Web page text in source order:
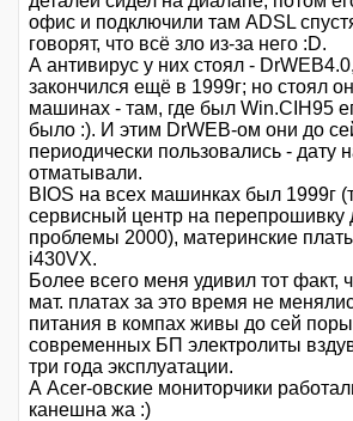
офис и подключили там ADSL
говорят, что всё зло из-за него :D.
А антивирус у них стоял -
закончился ещё в 1999г; но стоял
машинах - там, где был Win.CIH95
было :). И этим DrWEB-ом они до
периодически пользовались - дату
отматывали.
BIOS на всех машинках был 1999г
сервисный центр на перепрошивку
проблемы 2000), материнские
i430VX.
Более всего меня удивил тот факт,
мат. платах за это время не
питания в компах живы до сей
современных БП электролиты
три года эксплуатации.
А Acer-овские мониторчики
канешна жа :)